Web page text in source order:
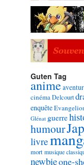
Guten Tag
anime
cinémaDelcourt
enquête
Glénat guerre
humour
livre
mortmusique
newbieone-